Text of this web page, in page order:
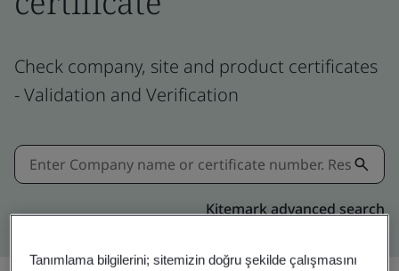
Check company, site and product certificates
- Validation and Verification
Kitemark advanced search
Tanımlama bilgilerini; sitemizin doğru şekilde çalışmasını